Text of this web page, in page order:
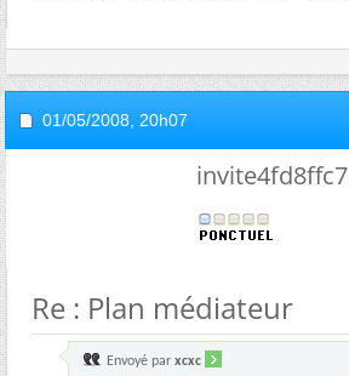
01/05/2008, 20h07
invite4fd8ffc7
Re : Plan médiateur
Envoyé par xcxc